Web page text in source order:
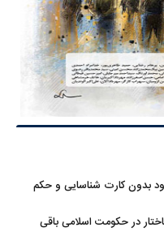
بدون کارت شناسایی و حکم
در حکومت اسلامی باقی